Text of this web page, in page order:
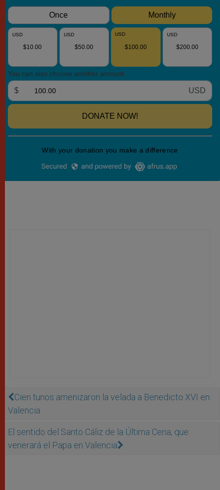
Cien tunos amenizaron la velada a Benedicto XVI en
Valencia
El sentido del Santo Cáliz de la Última Cena, que
venerará el Papa en Valencia